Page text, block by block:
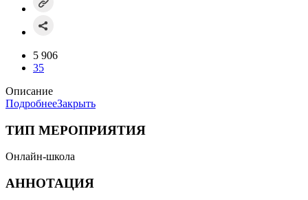
5 906
35
Описание
ПодробнееЗакрыть
ТИП МЕРОПРИЯТИЯ
Онлайн-школа
АННОТАЦИЯ